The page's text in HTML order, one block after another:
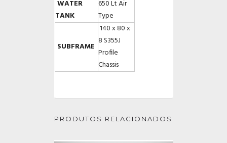
WATER
TANK
650 Lt Air
Type
SUBFRAME
140 x 80 x
8 S355J
Profile
Chassis
PRODUTOS RELACIONADOS